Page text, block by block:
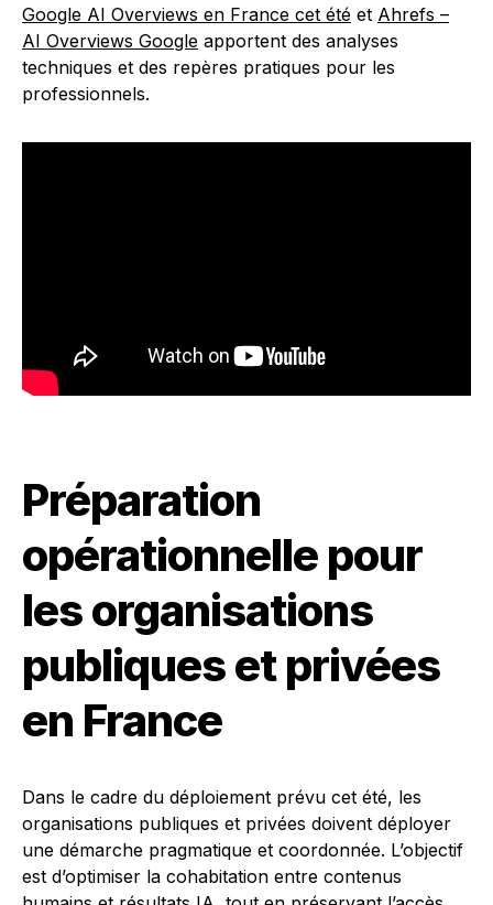
Google AI Overviews en France cet été et Ahrefs –
AI Overviews Google apportent des analyses
techniques et des repères pratiques pour les
professionnels.
Préparation
opérationnelle pour
les organisations
publiques et privées
en France
Dans le cadre du déploiement prévu cet été, les
organisations publiques et privées doivent déployer
une démarche pragmatique et coordonnée. L’objectif
est d’optimiser la cohabitation entre contenus